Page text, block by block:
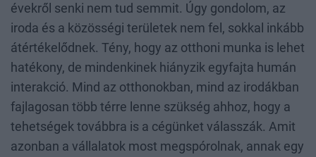
évekről senki nem tud semmit. Úgy gondolom, az
iroda és a közösségi területek nem fel, sokkal inkább
átértékelődnek. Tény, hogy az otthoni munka is lehet
hatékony, de mindenkinek hiányzik egyfajta humán
interakció. Mind az otthonokban, mind az irodákban
fajlagosan több térre lenne szükség ahhoz, hogy a
tehetségek továbbra is a cégünket válasszák. Amit
azonban a vállalatok most megspórolnak, annak egy